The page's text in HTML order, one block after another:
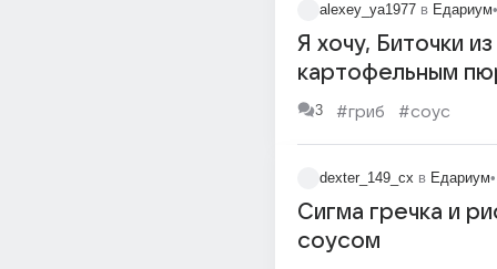
alexey_ya1977 в Едариум•
Я хочу, Биточки
картофельным
древесными
3 #гриб #соус
dexter_149_cx в Едариум•
Сигма гречка и
соусом